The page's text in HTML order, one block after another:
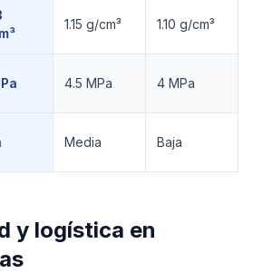
1.15 g/cm³ 1.10 g/cm³
4.5 MPa 4 MPa
Media Baja
y logística en